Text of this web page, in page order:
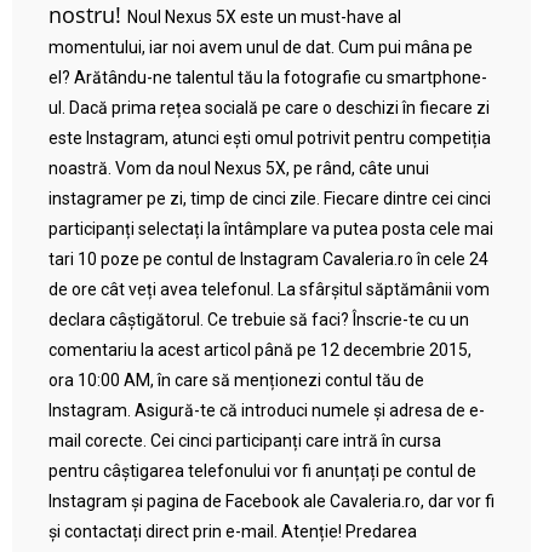
nostru! Noul Nexus 5X este un must-have al
momentului, iar noi avem unul de dat. Cum pui mâna pe
el? Arătându-ne talentul tău la fotografie cu smartphone-
ul. Dacă prima rețea socială pe care o deschizi în fiecare zi
este Instagram, atunci ești omul potrivit pentru competiția
noastră. Vom da noul Nexus 5X, pe rând, câte unui
instagramer pe zi, timp de cinci zile. Fiecare dintre cei cinci
participanți selectați la întâmplare va putea posta cele mai
tari 10 poze pe contul de Instagram Cavaleria.ro în cele 24
de ore cât veți avea telefonul. La sfârșitul săptămânii vom
declara câștigătorul. Ce trebuie să faci? Înscrie-te cu un
comentariu la acest articol până pe 12 decembrie 2015,
ora 10:00 AM, în care să menționezi contul tău de
Instagram. Asigură-te că introduci numele și adresa de e-
mail corecte. Cei cinci participanți care intră în cursa
pentru câștigarea telefonului vor fi anunțați pe contul de
Instagram și pagina de Facebook ale Cavaleria.ro, dar vor fi
și contactați direct prin e-mail. Atenție! Predarea